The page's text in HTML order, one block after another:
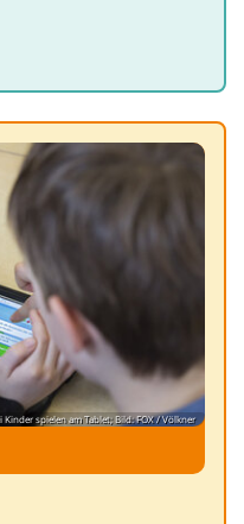
Kinder spielen am Tablet; Bild: FOX / Völkner